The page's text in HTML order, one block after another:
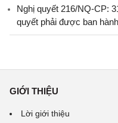
Nghị quyết 216/NQ-CP:
quyết phải được ban
GIỚI THIỆU
Lời giới thiệu